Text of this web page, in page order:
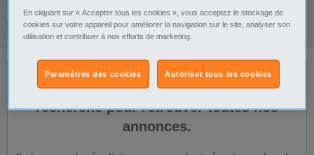
Galerie Alerte
Il n'y a pas de résultats. Élargissez votre
recherche pour retrouver toutes nos
annonces.
En cliquant sur « Accepter tous les cookies », vous acceptez le stockage de
cookies sur votre appareil pour améliorer la navigation sur le site, analyser son
utilisation et contribuer à nos efforts de marketing.
Autoriser tous les cookies
Paramètres des cookies